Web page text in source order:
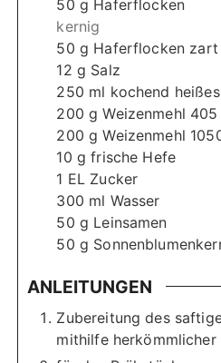
50 g Haferflocken
kernig
50 g Haferflocken zart
12 g Salz
250 ml kochend
200 g Weizenmehl 405
200 g Weizenmehl
10 g frische Hefe
1 EL Zucker
300 ml Wasser
50 g Leinsamen
50 g
ANLEITUNGEN
Zubereitung des
mithilfe herkömmlicher